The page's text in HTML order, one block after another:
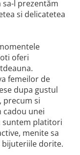
l prezentăm
si delicatetea
oferi
femeilor de
dupa gustul
precum si
cadou unei
suntem platitori
menite sa
bijuteriile dorite.